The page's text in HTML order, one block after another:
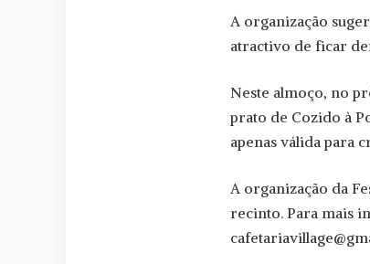
A organização
atractivo de ficar
Neste almoço, no
prato de Cozido à
apenas válida para
A organização da
recinto. Para mais